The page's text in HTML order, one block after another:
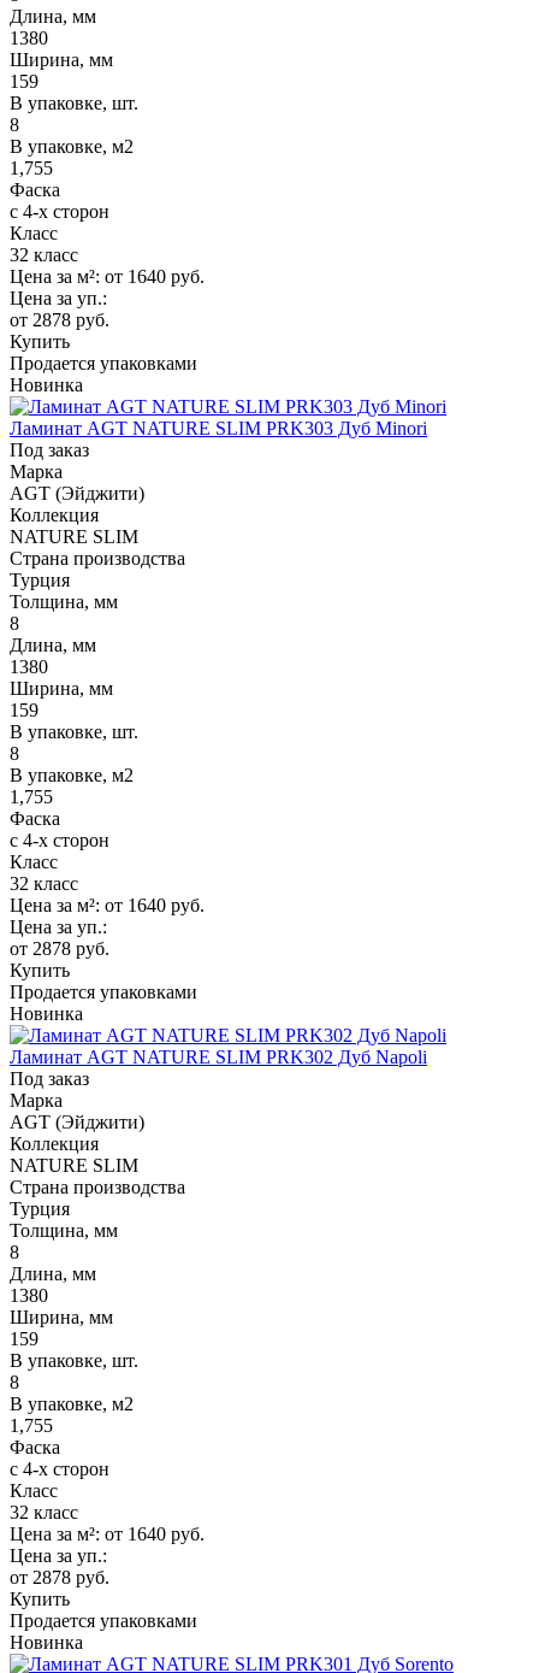
Длина, мм
1380
Ширина, мм
159
В упаковке, шт.
8
В упаковке, м2
1,755
Фаска
с 4-х сторон
Класс
32 класс
Цена за м²: от 1640 руб.
Цена за уп.:
от 2878 руб.
Купить
Продается упаковками
Новинка
Ламинат AGT NATURE SLIM PRK303 Дуб Minori
Под заказ
Марка
AGT (Эйджити)
Коллекция
NATURE SLIM
Страна производства
Турция
Толщина, мм
8
Длина, мм
1380
Ширина, мм
159
В упаковке, шт.
8
В упаковке, м2
1,755
Фаска
с 4-х сторон
Класс
32 класс
Цена за м²: от 1640 руб.
Цена за уп.:
от 2878 руб.
Купить
Продается упаковками
Новинка
Ламинат AGT NATURE SLIM PRK302 Дуб Napoli
Под заказ
Марка
AGT (Эйджити)
Коллекция
NATURE SLIM
Страна производства
Турция
Толщина, мм
8
Длина, мм
1380
Ширина, мм
159
В упаковке, шт.
8
В упаковке, м2
1,755
Фаска
с 4-х сторон
Класс
32 класс
Цена за м²: от 1640 руб.
Цена за уп.:
от 2878 руб.
Купить
Продается упаковками
Новинка